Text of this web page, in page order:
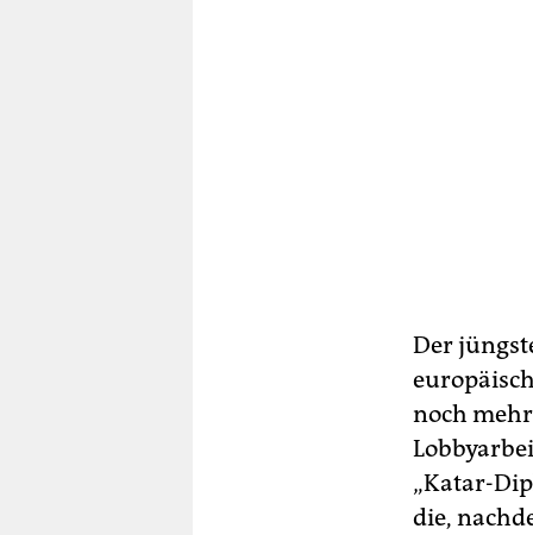
Der
noch
„Katar-
die,